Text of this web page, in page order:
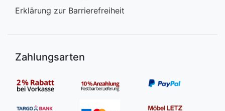
Erklärung zur Barrierefreiheit
Zahlungsarten